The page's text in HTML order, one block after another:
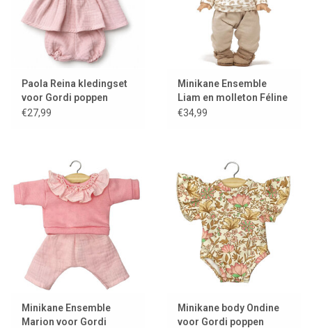
Paola Reina kledingset
voor Gordi poppen
€27,99
Minikane Ensemble
Liam en molleton Féline
voor Gordi poppen
€34,99
Minikane Ensemble
Marion voor Gordi
Minikane body Ondine
voor Gordi poppen